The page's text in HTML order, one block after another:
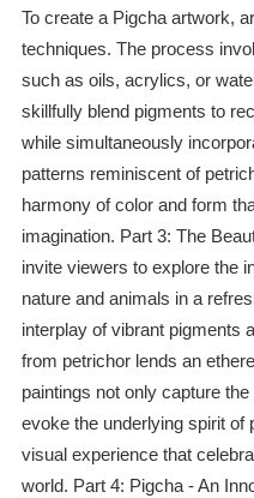
To create a Pigcha artwork,
techniques. The process
such as oils, acrylics, or
skillfully blend pigments to
while simultaneously
patterns reminiscent of
harmony of color and form
imagination. Part 3: The
invite viewers to explore the
nature and animals in a
interplay of vibrant pigments
from petrichor lends an
paintings not only capture
evoke the underlying spirit of
visual experience that
world. Part 4: Pigcha - An